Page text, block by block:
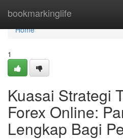
bookmarkinglife
Home
Home
1
Kuasai Strategi
Forex Online:
Lengkap Bagi